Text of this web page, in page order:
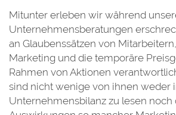
Mitunter erleben wir während
Unternehmensberatungen
an Glaubenssätzen von
Marketing und die temporäre
Rahmen von Aktionen
sind nicht wenige von ihnen weder
Unternehmensbilanz zu lesen noch